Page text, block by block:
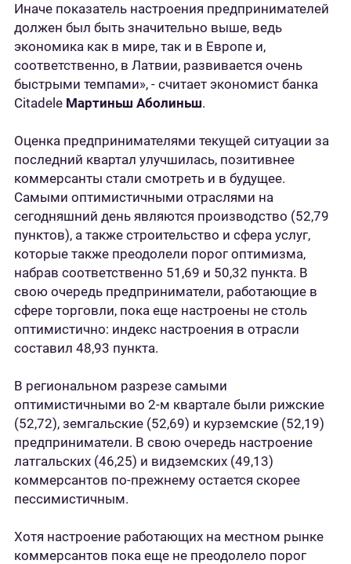
Иначе показатель настроения предпринимателей
должен был быть значительно выше, ведь
экономика как в мире, так и в Европе и,
соответственно, в Латвии, развивается очень
быстрыми темпами», - считает экономист банка
Citadele Мартиньш Аболиньш.
Оценка предпринимателями текущей ситуации за
последний квартал улучшилась, позитивнее
коммерсанты стали смотреть и в будущее.
Самыми оптимистичными отраслями на
сегодняшний день являются производство (52,79
пунктов), а также строительство и сфера услуг,
которые также преодолели порог оптимизма,
набрав соответственно 51,69 и 50,32 пункта. В
свою очередь предприниматели, работающие в
сфере торговли, пока еще настроены не столь
оптимистично: индекс настроения в отрасли
составил 48,93 пункта.
В региональном разрезе самыми
оптимистичными во 2-м квартале были рижские
(52,72), земгальские (52,69) и курземские (52,19)
предприниматели. В свою очередь настроение
латгальских (46,25) и видземских (49,13)
коммерсантов по-прежнему остается скорее
пессимистичным.
Хотя настроение работающих на местном рынке
коммерсантов пока еще не преодолело порог